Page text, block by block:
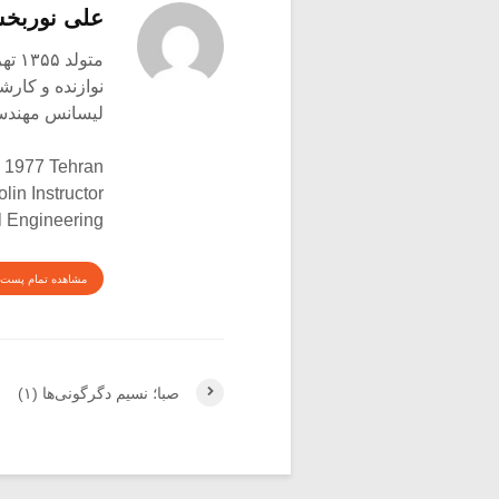
علی
متولد ۱۳۵۵ تهران
نوازنده و
لیسانس
Tehran
Instructor
Engineering
مشاهده تمام پست
صبا؛ نسیم دگرگونی‌ها (۱)